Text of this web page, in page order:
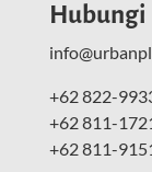
Hubungi
+62 822-
+62 811-
+62 811-